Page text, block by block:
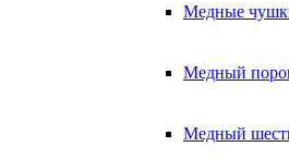
Медные
Медный
Медный